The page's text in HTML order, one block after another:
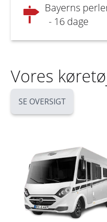
Bayerns
- 16 dage
Vores
SE OVERSIGT